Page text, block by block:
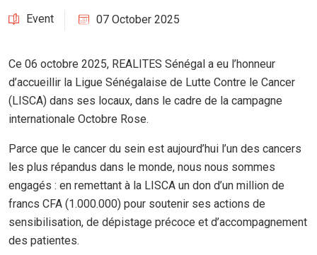
Event 07 October 2025
Ce 06 octobre 2025, REALITES Sénégal a eu l’honneur
d’accueillir la Ligue Sénégalaise de Lutte Contre le Cancer
(LISCA) dans ses locaux, dans le cadre de la campagne
internationale Octobre Rose.
Parce que le cancer du sein est aujourd’hui l’un des cancers
les plus répandus dans le monde, nous nous sommes
engagés : en remettant à la LISCA un don d’un million de
francs CFA (1.000.000) pour soutenir ses actions de
sensibilisation, de dépistage précoce et d’accompagnement
des patientes.